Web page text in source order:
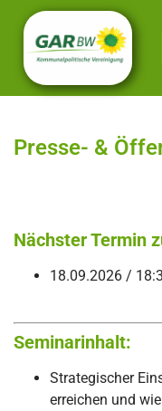
Presse- &
Nächster Termin
18.09.2026 /
Seminarinhalt:
Strategischer
erreichen und